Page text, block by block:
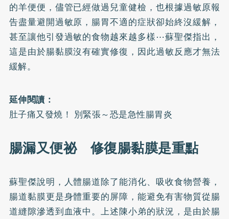
的羊便便，儘管已經做過兒童健檢，也根據過敏原報
告盡量避開過敏原，腸胃不適的症狀卻始終沒緩解，
甚至讓他引發過敏的食物越來越多樣⋯蘇聖傑指出，
這是由於腸黏膜沒有確實修復，因此過敏反應才無法
緩解。
延伸閱讀：
肚子痛又發燒！ 別緊張～恐是急性腸胃炎
腸漏又便祕 修復腸黏膜是重點
蘇聖傑說明，人體腸道除了能消化、吸收食物營養，
腸道黏膜更是身體重要的屏障，能避免有害物質從腸
道縫隙滲透到血液中。上述陳小弟的狀況，是由於腸